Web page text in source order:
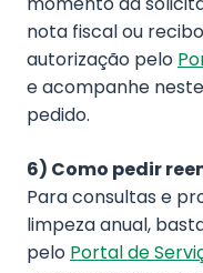
nota fiscal ou
autorização pelo
e acompanhe
pedido.
6) Como pedir
Para consultas e
limpeza anual,
pelo Portal de